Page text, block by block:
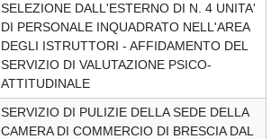
SELEZIONE DALL'ESTERNO DI N. 4 UNITA'
DI PERSONALE INQUADRATO NELL'AREA
DEGLI ISTRUTTORI - AFFIDAMENTO DEL
SERVIZIO DI VALUTAZIONE PSICO-
ATTITUDINALE
SERVIZIO DI PULIZIE DELLA SEDE DELLA
CAMERA DI COMMERCIO DI BRESCIA DAL